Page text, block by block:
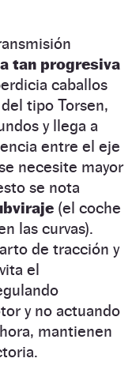
tan progresiva
caballos
tipo Torsen,
y llega a
entre el eje
necesite mayor
se nota
(el coche
las curvas).
de tracción y
el
y no actuando
mantienen